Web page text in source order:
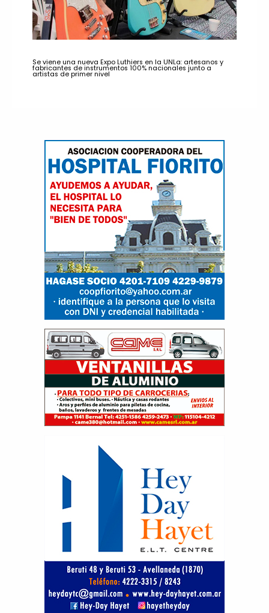
Se viene una nueva Expo Luthiers en la UNLa: artesanos y
fabricantes de instrumentos 100% nacionales junto a
artistas de primer nivel